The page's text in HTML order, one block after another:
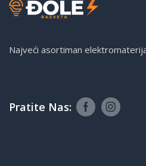
Najveći asortiman
Pratite Nas: